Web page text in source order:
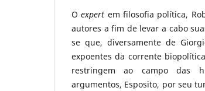
Oexpert em filosofia política,
autores a fim de levar a cabo
se que, diversamente de
expoentes da corrente
restringem ao campo das
argumentos, Esposito, por seu